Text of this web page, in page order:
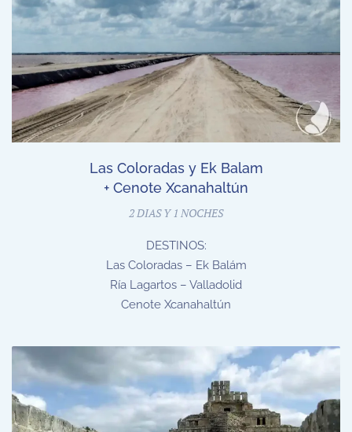
Las Coloradas y Ek Balam
+ Cenote Xcanahaltún
2 DIAS Y 1 NOCHES
DESTINOS:
Las Coloradas – Ek Balám
Ría Lagartos – Valladolid
Cenote Xcanahaltún